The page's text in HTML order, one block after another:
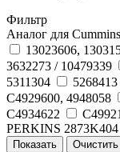
Фильтр
Аналог для Cummins
13023606,
3632273 / 10479339
5311304
5268413
C4929600, 4948058
C4934622
PERKINS